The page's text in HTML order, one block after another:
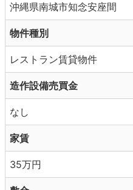
沖縄県南城市知念安座間
物件種別
レストラン賃貸物件
造作設備売買金
なし
家賃
35万円